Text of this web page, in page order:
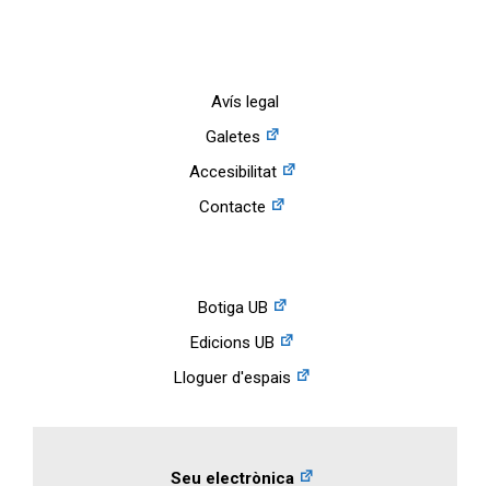
Avís legal
Galetes
Accesibilitat
Contacte
Botiga UB
Edicions UB
Lloguer d'espais
Seu electrònica